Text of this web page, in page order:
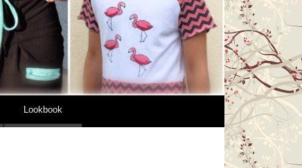
Lookbook